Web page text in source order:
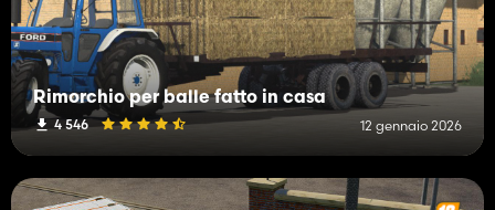
Rimorchio per balle fatto in casa
4 546 12 gennaio 2026